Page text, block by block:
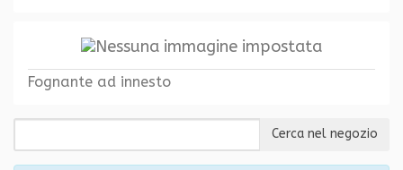
Fognante ad innesto